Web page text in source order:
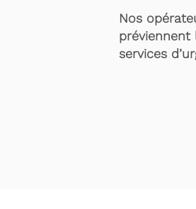
Nos
services